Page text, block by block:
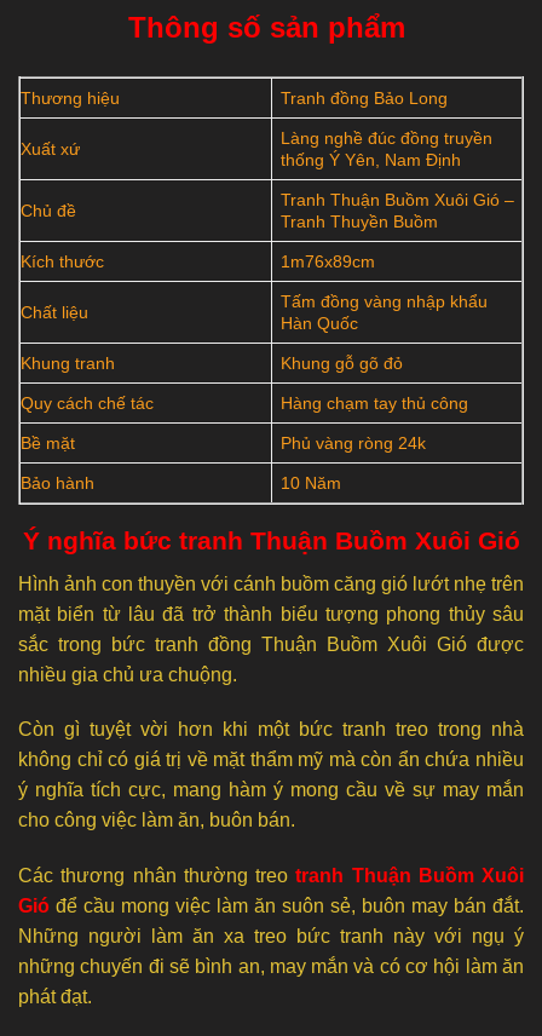
Thông số sản phẩm
Thương hiệu Tranh đồng Bảo Long
Xuất xứ
Làng nghề đúc đồng truyền
thống Ý Yên, Nam Định
Chủ đề
Tranh Thuận Buồm Xuôi Gió –
Tranh Thuyền Buồm
Kích thước 1m76x89cm
Chất liệu
Tấm đồng vàng nhập khẩu
Hàn Quốc
Khung tranh Khung gỗ gõ đỏ
Quy cách chế tác Hàng chạm tay thủ công
Bề mặt Phủ vàng ròng 24k
Bảo hành 10 Năm
Ý nghĩa bức tranh Thuận Buồm Xuôi Gió
Hình ảnh con thuyền với cánh buồm căng gió lướt nhẹ trên
mặt biển từ lâu đã trở thành biểu tượng phong thủy sâu
sắc trong bức tranh đồng Thuận Buồm Xuôi Gió được
nhiều gia chủ ưa chuộng.
Còn gì tuyệt vời hơn khi một bức tranh treo trong nhà
không chỉ có giá trị về mặt thẩm mỹ mà còn ẩn chứa nhiều
ý nghĩa tích cực, mang hàm ý mong cầu về sự may mắn
cho công việc làm ăn, buôn bán.
Các thương nhân thường treo tranh Thuận Buồm Xuôi
Gió để cầu mong việc làm ăn suôn sẻ, buôn may bán đắt.
Những người làm ăn xa treo bức tranh này với ngụ ý
những chuyến đi sẽ bình an, may mắn và có cơ hội làm ăn
phát đạt.